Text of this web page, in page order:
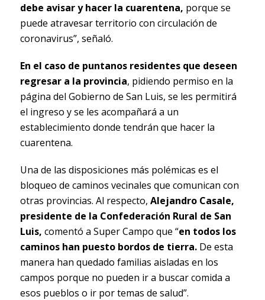
debe avisar y hacer la cuarentena, porque se
puede atravesar territorio con circulación de
coronavirus”, señaló.
En el caso de puntanos residentes que deseen
regresar a la provincia, pidiendo permiso en la
página del Gobierno de San Luis, se les permitirá
el ingreso y se les acompañará a un
establecimiento donde tendrán que hacer la
cuarentena.
Una de las disposiciones más polémicas es el
bloqueo de caminos vecinales que comunican con
otras provincias. Al respecto, Alejandro Casale,
presidente de la Confederación Rural de San
Luis, comentó a Super Campo que “en todos los
caminos han puesto bordos de tierra. De esta
manera han quedado familias aisladas en los
campos porque no pueden ir a buscar comida a
esos pueblos o ir por temas de salud”.